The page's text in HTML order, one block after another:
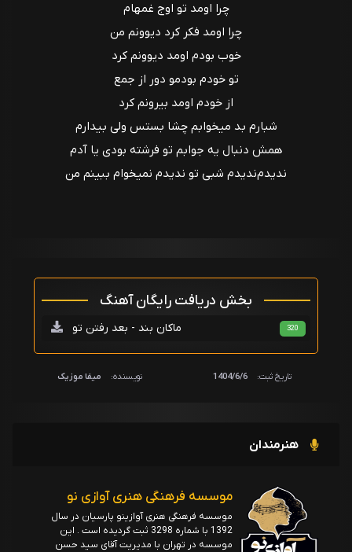
چرا اومد تو اوج غمهام
چرا اومد فکر کرد دیوونم من
خوب بودم اومد دیوونم کرد
تو خودم بودمو دور از جمع
از خودم اومد بیرونم کرد
شبارم بد میخوابم چشا بستس ولی بیدارم
همش دنبال یه جوابم تو فرشته بودی یا آدم
ندیدم‌ندیدم شبی تو ندیدم نمیخوام ببینم من
بخش دریافت رایگان آهنگ
ماکان بند - بعد رفتن تو 320
تاریخ ثبت: 1404/6/6 نویسنده: میفا موزیک
هنرمندان
موسسه فرهنگی هنری آوازی نو
موسسه فرهنگی هنری آوازینو پارسیان در سال
1392 با شماره 3298 ثبت گردیده است . این
موسسه در تهران با مدیریت آقای سید حسن